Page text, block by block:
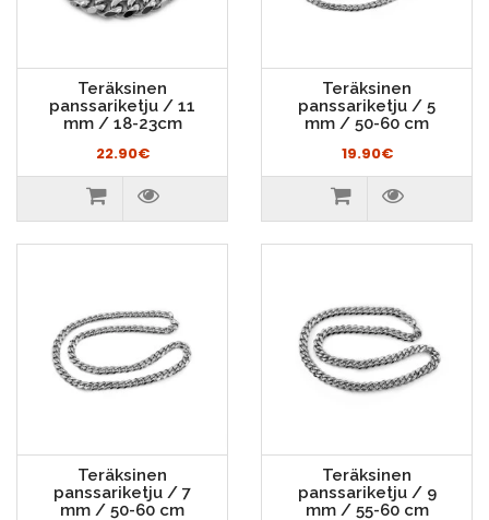
Teräksinen
panssariketju / 11
mm / 18-23cm
22.90€
Teräksinen
panssariketju / 5
mm / 50-60 cm
19.90€
Teräksinen
panssariketju / 7
mm / 50-60 cm
Teräksinen
panssariketju / 9
mm / 55-60 cm